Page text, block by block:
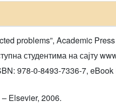
problems”, Academic
студентима на сајту
978-0-8493-7336-7,
Elsevier, 2006.